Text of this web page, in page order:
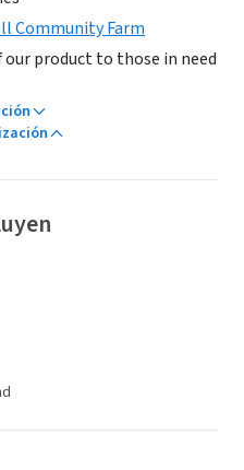
Community Farm
product to those in need